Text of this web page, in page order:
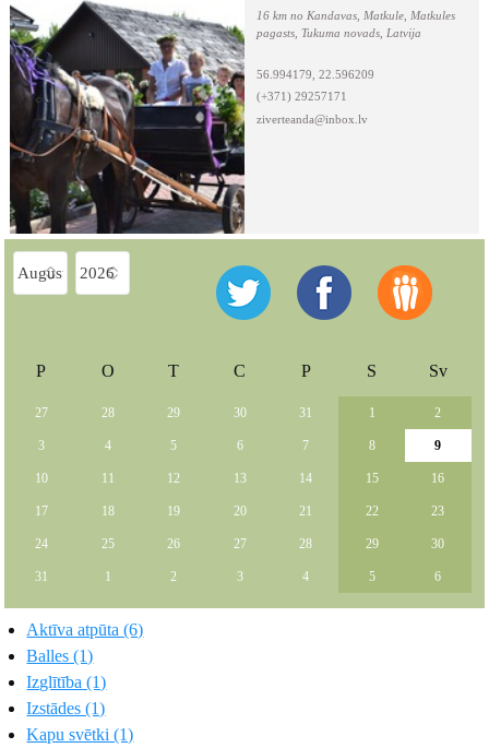
16 km no Kandavas, Matkule, Matkules
pagasts, Tukuma novads, Latvija
56.994179, 22.596209
(+371) 29257171
ziverteanda@inbox.lv
P O T C P S Sv
27 28 29 30 31 1 2
3 4 5 6 7 8 9
10 11 12 13 14 15 16
17 18 19 20 21 22 23
24 25 26 27 28 29 30
31 1 2 3 4 5 6
Aktīva atpūta (6)
Balles (1)
Izglītība (1)
Izstādes (1)
Kapu svētki (1)